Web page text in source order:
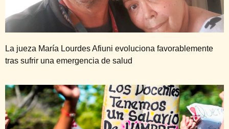
La jueza María Lourdes Afiuni evoluciona favorablemente
tras sufrir una emergencia de salud